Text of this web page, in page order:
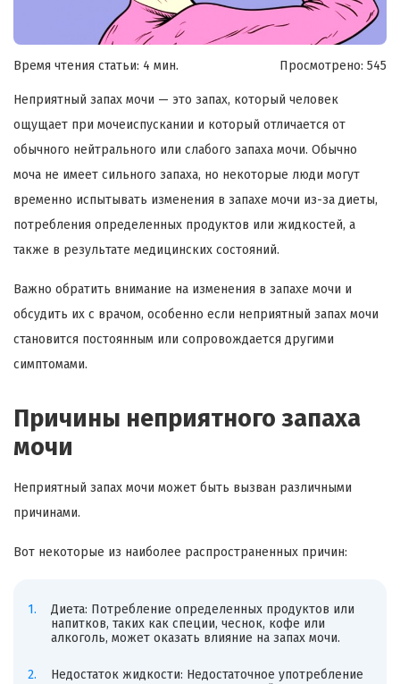
Время чтения статьи: 4 мин. Просмотрено: 545
Неприятный запах мочи — это запах, который человек
ощущает при мочеиспускании и который отличается от
обычного нейтрального или слабого запаха мочи. Обычно
моча не имеет сильного запаха, но некоторые люди могут
временно испытывать изменения в запахе мочи из-за диеты,
потребления определенных продуктов или жидкостей, а
также в результате медицинских состояний.
Важно обратить внимание на изменения в запахе мочи и
обсудить их с врачом, особенно если неприятный запах мочи
становится постоянным или сопровождается другими
симптомами.
Причины неприятного запаха
мочи
Неприятный запах мочи может быть вызван различными
причинами.
Вот некоторые из наиболее распространенных причин:
Диета: Потребление определенных продуктов или
напитков, таких как специи, чеснок, кофе или
алкоголь, может оказать влияние на запах мочи.
Недостаток жидкости: Недостаточное употребление